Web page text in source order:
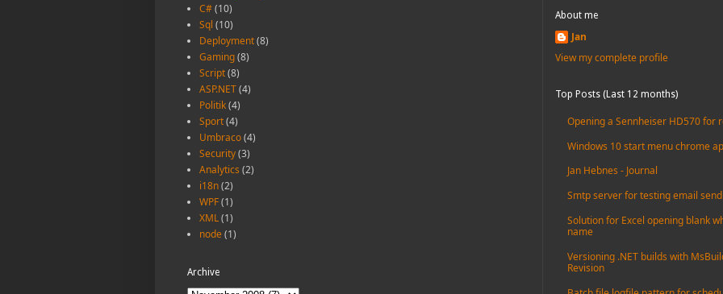
C#(10)
Sql (10)
Deployment(8)
Gaming(8)
Script(8)
ASP.NET(4)
Politik(4)
Sport(4)
Umbraco(4)
Security(3)
Analytics (2)
i18n(2)
WPF(1)
XML(1)
node(1)
Archive
About me
Jan
View my complete profile
Top Posts (Last 12 months)
Opening a Sennheiser HD570 for
Windows 10 start menu chrome
Jan Hebnes - Journal
Smtp server for testing email
Solution for Excel opening blank
name
Versioning .NET builds with
Revision